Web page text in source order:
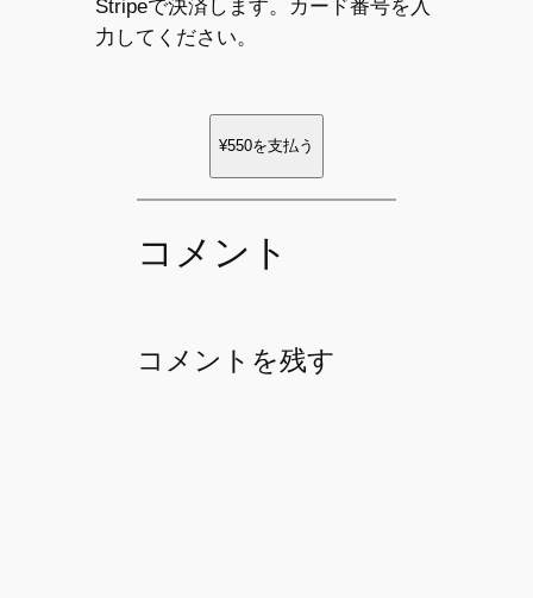
Stripeで決済します。カード番号を入
力してください。
¥550を支払う
コメント
コメントを残す